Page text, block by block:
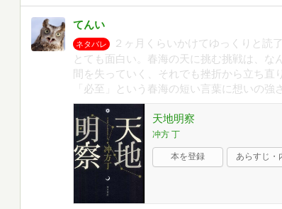
てんい
ネタバレ
２ヶ月くらいかけてゆっくりと読
とても面白い。春海の天に挑む挑戦は、
間を失っていく、それでも挫折から立ち直
「必至」という春海の短い言葉に想いの強
天地明察
冲方 丁
本を登録 あらすじ・